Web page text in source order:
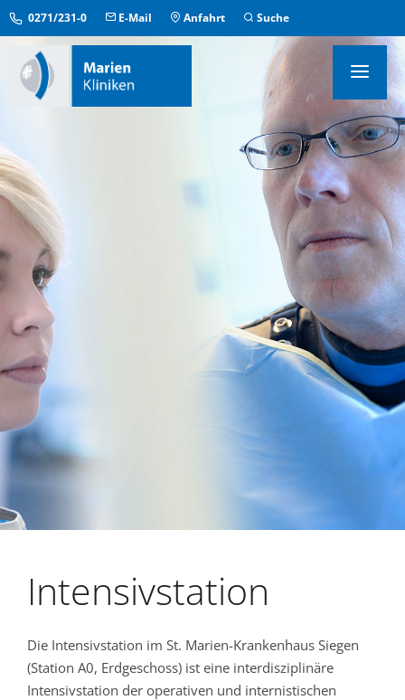
0271/231-0 E-Mail Anfahrt Suche
MEDIZINISCHE ZENTREN
ÜBERGREIFENDE EINRICHTUNGEN
PFLEGE & AUFENTHALT
KONTAKT & SERVICE
IM NOTFALL
Intensivstation
Die Intensivstation im St. Marien-Krankenhaus Siegen
(Station A0, Erdgeschoss) ist eine interdisziplinäre
Intensivstation der operativen und internistischen